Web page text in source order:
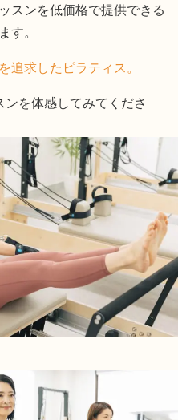
スンを低価格で提供できる
す。
追求したピラティス。
ンを体感してみてくださ